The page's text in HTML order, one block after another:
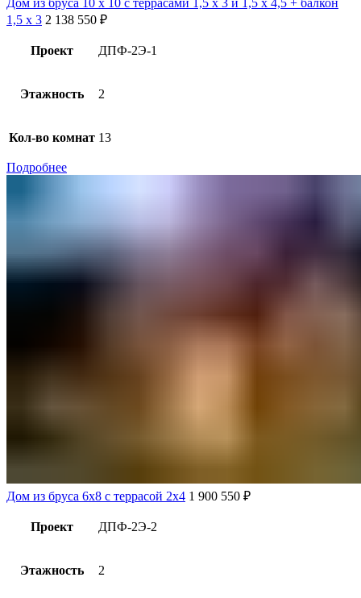
1,5 х 3 2 138 550 ₽
Проект ДПФ-2Э-1
Этажность 2
Кол-во комнат 13
Подробнее
Дом из бруса 6х8 с террасой 2х4 1 900 550 ₽
Проект ДПФ-2Э-2
Этажность 2